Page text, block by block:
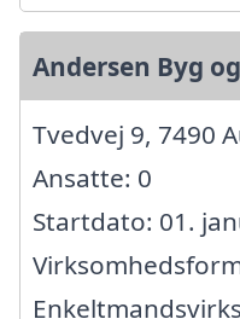
Andersen Byg
Tvedvej 9, 7490
Ansatte: 0
Startdato: 01.